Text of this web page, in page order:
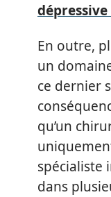
En outre,
un
ce dernier
qu’un
spécialiste
dans